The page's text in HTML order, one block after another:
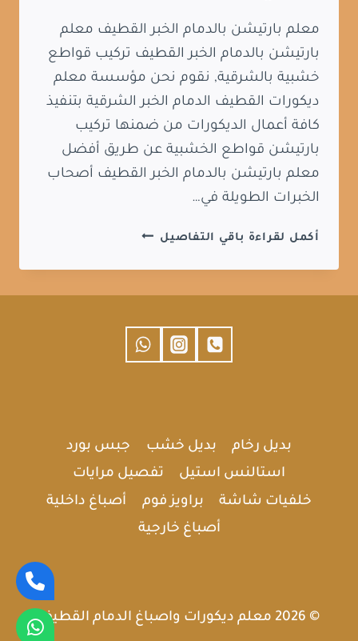
معلم بارتيشن بالدمام الخبر القطيف معلم
بارتيشن بالدمام الخبر القطيف تركيب قواطع
خشبية بالشرقية, نقوم نحن مؤسسة معلم
ديكورات القطيف الدمام الخبر الشرقية بتنفيذ
كافة أعمال الديكورات من ضمنها تركيب
بارتيشن قواطع الخشبية عن طريق أفضل
معلم بارتيشن بالدمام الخبر القطيف أصحاب
الخبرات الطويلة في…
أكمل لقراءة باقي التفاصيل معلم
بالدمام
0532806449
تركيب
بديل رخام بديل خشب
جبس بورد
استالنس استيل
تفصيل مرايات
خلفيات شاشة
براويز فوم
أصباغ داخلية
أصباغ خارجية
© 2026 معلم ديكورات واصباغ الدمام القطيف